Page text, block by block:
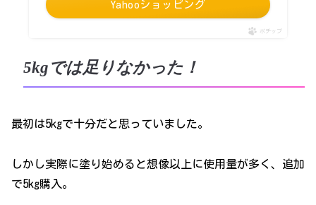
Yahooショッピング
ポチップ
5kgでは足りなかった！
最初は5kgで十分だと思っていました。
しかし実際に塗り始めると想像以上に使用量が多く、追加
で5kg購入。